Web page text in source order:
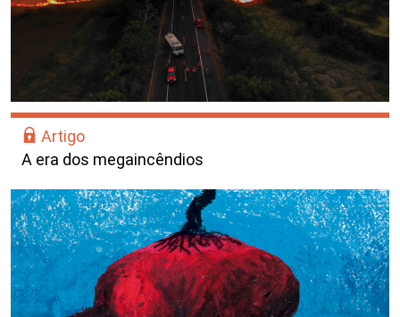
Artigo
A era dos megaincêndios